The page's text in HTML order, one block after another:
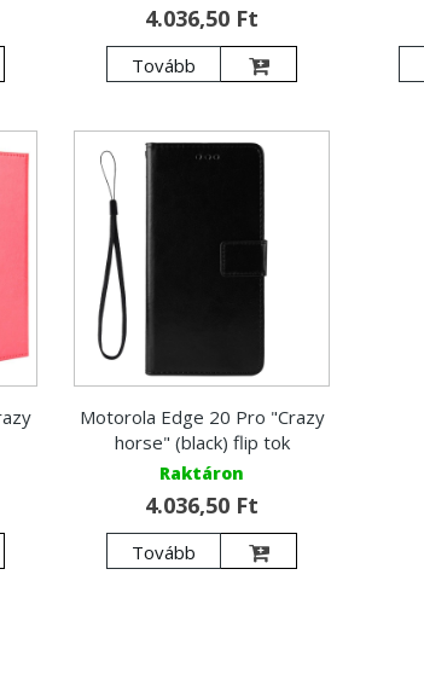
4.036,50 Ft
Tovább
Motorola Edge 20 Pro "Crazy
horse" (black) flip tok
Raktáron
4.036,50 Ft
Tovább